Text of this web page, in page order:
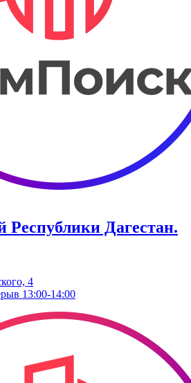
Республики Дагестан.
4
13:00-14:00